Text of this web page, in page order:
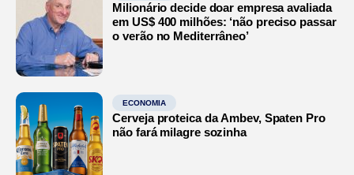
Milionário decide doar empresa avaliada
em US$ 400 milhões: ‘não preciso passar
o verão no Mediterrâneo’
ECONOMIA
Cerveja proteica da Ambev, Spaten Pro
não fará milagre sozinha